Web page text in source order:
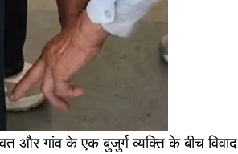
और गांव के एक बुजुर्ग व्यक्ति के बीच विवाद